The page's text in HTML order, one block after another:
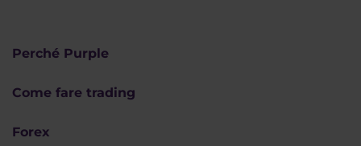
Perché Purple
Come fare trading
Forex